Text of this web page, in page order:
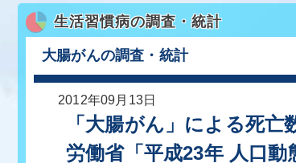
脂肪肝／NAFLD／NASH
アルコール肝
ロコモティブシンドローム／サルコペニア
生活習慣病の調査・統計
大腸がんの調査・統計
2012年09月13日
「大腸がん」による死
労働省「平成23年 人口動